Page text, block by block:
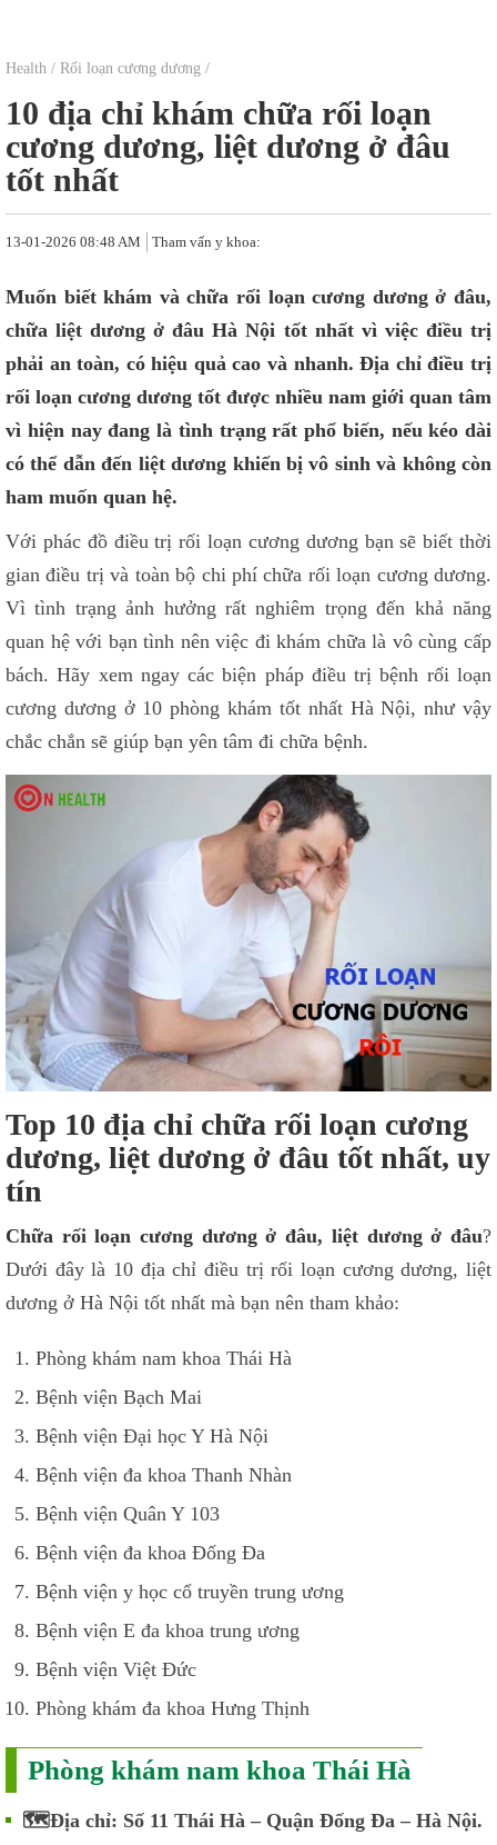
Health / Rối loạn cương dương /
10 địa chỉ khám chữa rối loạn
cương dương, liệt dương ở đâu
tốt nhất
13-01-2026 08:48 AM Tham vấn y khoa:
Muốn biết khám và chữa rối loạn cương dương ở đâu,
chữa liệt dương ở đâu Hà Nội tốt nhất vì việc điều trị
phải an toàn, có hiệu quả cao và nhanh. Địa chỉ điều trị
rối loạn cương dương tốt được nhiều nam giới quan tâm
vì hiện nay đang là tình trạng rất phổ biến, nếu kéo dài
có thể dẫn đến liệt dương khiến bị vô sinh và không còn
ham muốn quan hệ.
Với phác đồ điều trị rối loạn cương dương bạn sẽ biết thời
gian điều trị và toàn bộ chi phí chữa rối loạn cương dương.
Vì tình trạng ảnh hưởng rất nghiêm trọng đến khả năng
quan hệ với bạn tình nên việc đi khám chữa là vô cùng cấp
bách. Hãy xem ngay các biện pháp điều trị bệnh rối loạn
cương dương ở 10 phòng khám tốt nhất Hà Nội, như vậy
chắc chắn sẽ giúp bạn yên tâm đi chữa bệnh.
Top 10 địa chỉ chữa rối loạn cương
dương, liệt dương ở đâu tốt nhất, uy
tín
Chữa rối loạn cương dương ở đâu, liệt dương ở đâu?
Dưới đây là 10 địa chỉ điều trị rối loạn cương dương, liệt
dương ở Hà Nội tốt nhất mà bạn nên tham khảo:
Phòng khám nam khoa Thái Hà
Bệnh viện Bạch Mai
Bệnh viện Đại học Y Hà Nội
Bệnh viện đa khoa Thanh Nhàn
Bệnh viện Quân Y 103
Bệnh viện đa khoa Đống Đa
Bệnh viện y học cổ truyền trung ương
Bệnh viện E đa khoa trung ương
Bệnh viện Việt Đức
Phòng khám đa khoa Hưng Thịnh
Phòng khám nam khoa Thái Hà
🗺️Địa chỉ: Số 11 Thái Hà – Quận Đống Đa – Hà Nội.